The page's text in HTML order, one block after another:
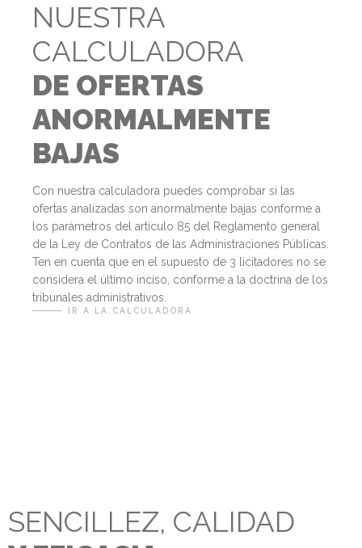
NUESTRA
CALCULADORA
DE OFERTAS
ANORMALMENTE
BAJAS
Con nuestra calculadora puedes comprobar si las
ofertas analizadas son anormalmente bajas conforme a
los parámetros del artículo 85 del Reglamento general
de la Ley de Contratos de las Administraciones Públicas.
Ten en cuenta que en el supuesto de 3 licitadores no se
considera el último inciso, conforme a la doctrina de los
tribunales administrativos.
IR A LA CALCULADORA
SENCILLEZ, CALIDAD